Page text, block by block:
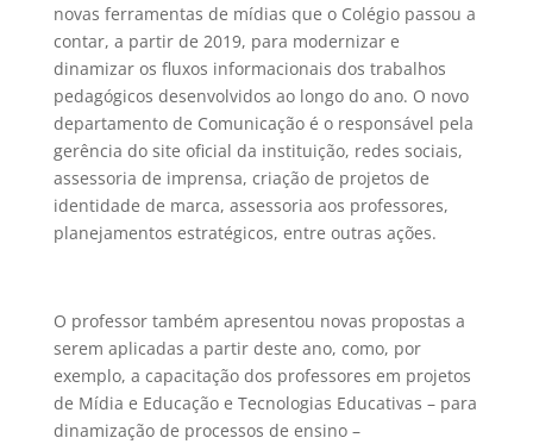
novas ferramentas de mídias que o Colégio passou a
contar, a partir de 2019, para modernizar e
dinamizar os fluxos informacionais dos trabalhos
pedagógicos desenvolvidos ao longo do ano. O novo
departamento de Comunicação é o responsável pela
gerência do site oficial da instituição, redes sociais,
assessoria de imprensa, criação de projetos de
identidade de marca, assessoria aos professores,
planejamentos estratégicos, entre outras ações.
O professor também apresentou novas propostas a
serem aplicadas a partir deste ano, como, por
exemplo, a capacitação dos professores em projetos
de Mídia e Educação e Tecnologias Educativas – para
dinamização de processos de ensino –